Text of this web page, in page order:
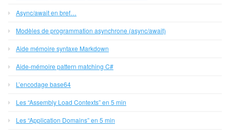
Async/await en bref…
Modèles de programmation asynchrone (async/await)
Aide mémoire syntaxe Markdown
Aide-mémoire pattern matching C#
L’encodage base64
Les “Assembly Load Contexts” en 5 min
Les “Application Domains” en 5 min